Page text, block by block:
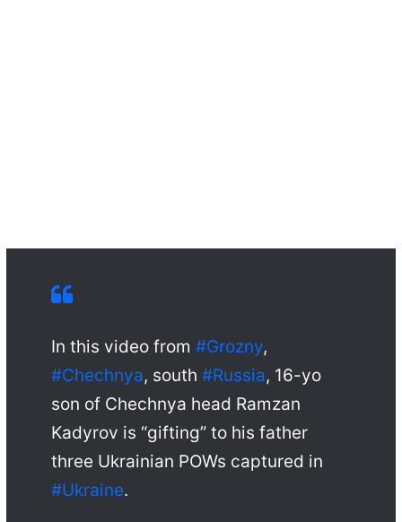
In this video from #Grozny,
#Chechnya, south #Russia, 16-yo
son of Chechnya head Ramzan
Kadyrov is “gifting” to his father
three Ukrainian POWs captured in
#Ukraine.